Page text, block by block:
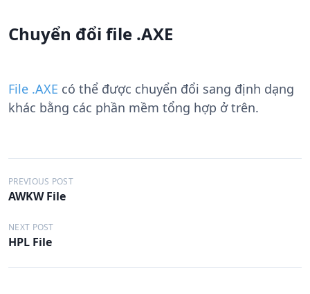
Chuyển đổi file .AXE
File .AXE có thể được chuyển đổi sang định dạng
khác bằng các phần mềm tổng hợp ở trên.
Đ
i
ề
u
h
PREVIOUS POST
AWKW File
NEXT POST
HPL File